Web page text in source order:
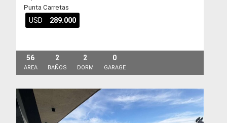
Punta Carretas
USD 289.000
56
AREA
2
BAÑOS
2
DORM
0
GARAGE